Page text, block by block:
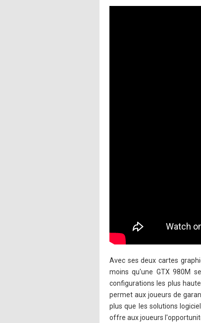
Avec ses deux cartes
moins qu'une GTX 980M
configurations les plus
permet aux joueurs de
plus que les solutions
offre aux joueurs